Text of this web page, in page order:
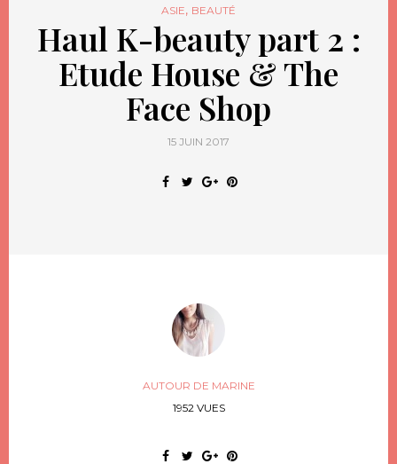
ASIE, BEAUTÉ
Haul K-beauty part 2 :
Etude House & The
Face Shop
15 JUIN 2017
AUTOUR DE MARINE
1952 VUES